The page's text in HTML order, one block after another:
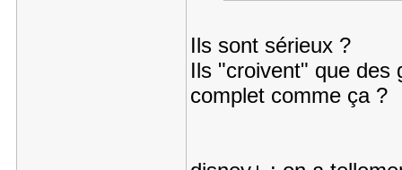
Ils sont sérieux ?
Ils "croivent" que des
complet comme ça ?